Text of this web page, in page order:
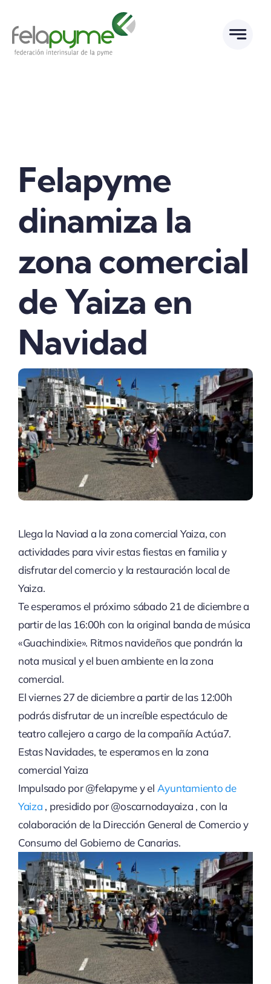
contenido
Felapyme
dinamiza la
zona comercial
de Yaiza en
Navidad
Llega la Naviad a la zona comercial Yaiza, con
actividades para vivir estas fiestas en familia y
disfrutar del comercio y la restauración local de
Yaiza.
Te esperamos el próximo sábado 21 de diciembre a
partir de las 16:00h con la original banda de música
«Guachindixie». Ritmos navideños que pondrán la
nota musical y el buen ambiente en la zona
comercial.
El viernes 27 de diciembre a partir de las 12:00h
podrás disfrutar de un increíble espectáculo de
teatro callejero a cargo de la compañía Actúa7.
Estas Navidades, te esperamos en la zona
comercial Yaiza
Impulsado por @felapyme y el Ayuntamiento de
Yaiza , presidido por @oscarnodayaiza , con la
colaboración de la Dirección General de Comercio y
Consumo del Gobierno de Canarias.